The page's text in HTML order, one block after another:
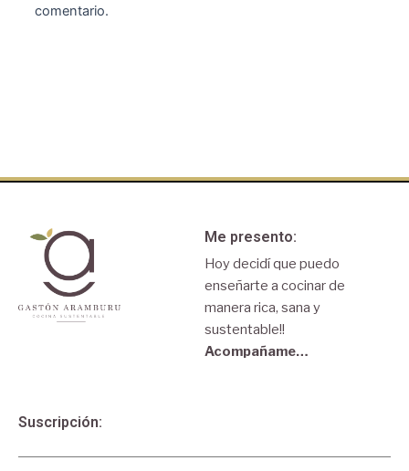
comentario.
Me presento:
Hoy decidí que puedo
enseñarte a cocinar de
manera rica, sana y
sustentable!!
Acompañame…
Suscripción: